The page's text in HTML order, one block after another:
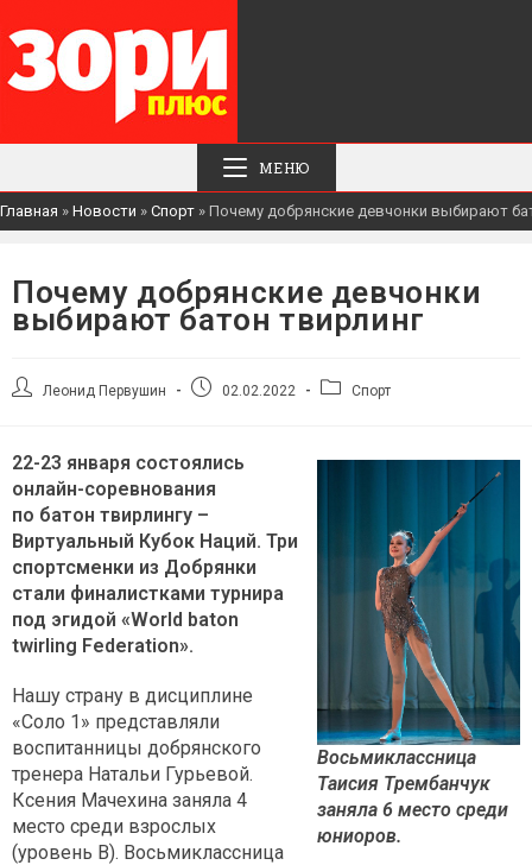
МЕНЮ
Главная » Новости » Спорт » Почему добрянские девчонки выбирают
Почему добрянские девчонки
выбирают батон твирлинг
АвторЛеонид Первушин
Запись02.02.2022
Рубрика
Спорт
Восьмиклассница
Таисия Трембанчук
заняла 6 место среди
юниоров.
22-23 января состоялись
онлайн-соревнования
по батон твирлингу –
Виртуальный Кубок Наций. Три
спортсменки из Добрянки
стали финалистками турнира
под эгидой «World baton
twirling Federation».
Нашу страну в дисциплине
«Соло 1» представляли
воспитанницы добрянского
тренера Натальи Гурьевой.
Ксения Мачехина заняла 4
место среди взрослых
(уровень В). Восьмиклассница